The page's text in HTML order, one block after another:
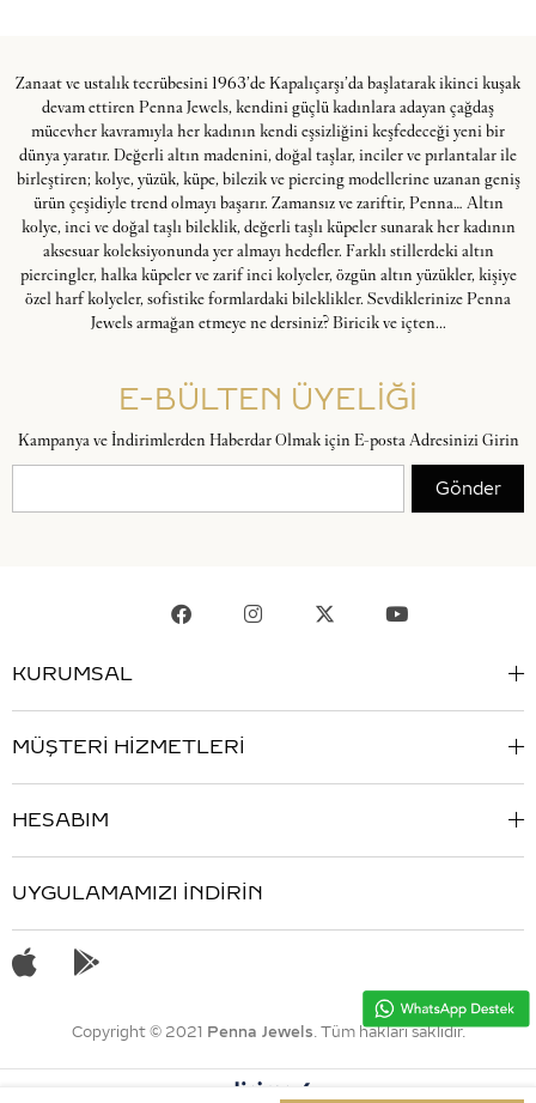
Zanaat ve ustalık tecrübesini 1963’de Kapalıçarşı’da başlatarak ikinci kuşak
devam ettiren Penna Jewels, kendini güçlü kadınlara adayan çağdaş
mücevher kavramıyla her kadının kendi eşsizliğini keşfedeceği yeni bir
dünya yaratır. Değerli altın madenini, doğal taşlar, inciler ve pırlantalar ile
birleştiren; kolye, yüzük, küpe, bilezik ve piercing modellerine uzanan geniş
ürün çeşidiyle trend olmayı başarır. Zamansız ve zariftir, Penna… Altın
kolye, inci ve doğal taşlı bileklik, değerli taşlı küpeler sunarak her kadının
aksesuar koleksiyonunda yer almayı hedefler. Farklı stillerdeki altın
piercingler, halka küpeler ve zarif inci kolyeler, özgün altın yüzükler, kişiye
özel harf kolyeler, sofistike formlardaki bileklikler. Sevdiklerinize Penna
Jewels armağan etmeye ne dersiniz? Biricik ve içten...
E-BÜLTEN ÜYELİĞİ
Kampanya ve İndirimlerden Haberdar Olmak için E-posta Adresinizi Girin
Gönder
KURUMSAL
MÜŞTERİ HİZMETLERİ
HESABIM
UYGULAMAMIZI İNDİRİN
Copyright © 2021 Penna Jewels. Tüm hakları saklıdır.